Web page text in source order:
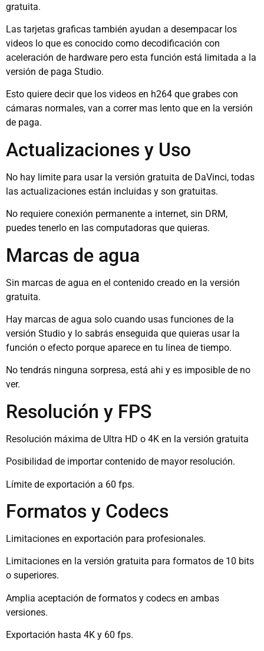
gratuita.
Las tarjetas graficas también ayudan a desempacar los
videos lo que es conocido como decodificación con
aceleración de hardware pero esta función está limitada a la
versión de paga Studio.
Esto quiere decir que los videos en h264 que grabes con
cámaras normales, van a correr mas lento que en la versión
de paga.
Actualizaciones y Uso
No hay limite para usar la versión gratuita de DaVinci, todas
las actualizaciones están incluidas y son gratuitas.
No requiere conexión permanente a internet, sin DRM,
puedes tenerlo en las computadoras que quieras.
Marcas de agua
Sin marcas de agua en el contenido creado en la versión
gratuita.
Hay marcas de agua solo cuando usas funciones de la
versión Studio y lo sabrás enseguida que quieras usar la
función o efecto porque aparece en tu linea de tiempo.
No tendrás ninguna sorpresa, está ahi y es imposible de no
ver.
Resolución y FPS
Resolución máxima de Ultra HD o 4K en la versión gratuita
Posibilidad de importar contenido de mayor resolución.
Límite de exportación a 60 fps.
Formatos y Codecs
Limitaciones en exportación para profesionales.
Limitaciones en la versión gratuita para formatos de 10 bits
o superiores.
Amplia aceptación de formatos y codecs en ambas
versiones.
Exportación hasta 4K y 60 fps.